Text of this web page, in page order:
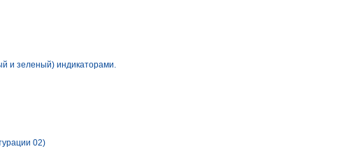
и зеленый) индикаторами.
02)